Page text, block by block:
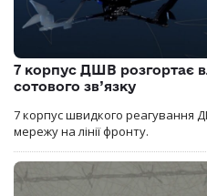
7 корпус ДШВ розгортає
сотового зв’язку
7 корпус швидкого реагування
мережу на лінії фронту.